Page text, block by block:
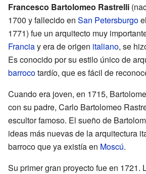
Francesco Bartolomeo Rastrelli
1700 y fallecido en San Petersburgo
1771) fue un arquitecto muy
Franciay era de origen italiano, se
Es conocido por su estilo único de
barrocotardío, que es fácil de
Cuando era joven, en 1715,
con su padre, Carlo Bartolomeo
escultor famoso. El sueño de
ideas más nuevas de la arquitectura
barroco que ya existía en Moscú.
Su primer gran proyecto fue en 1721.